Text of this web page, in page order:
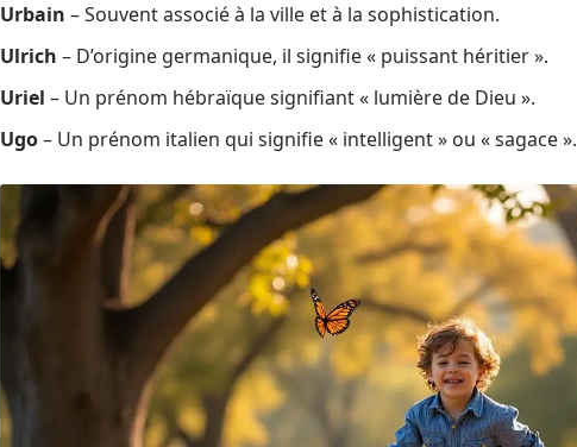
Urbain – Souvent associé à la ville et à la sophistication.
Ulrich – D’origine germanique, il signifie « puissant héritier ».
Uriel – Un prénom hébraïque signifiant « lumière de Dieu ».
Ugo– Un prénom italien qui signifie « intelligent » ou « sagace ».